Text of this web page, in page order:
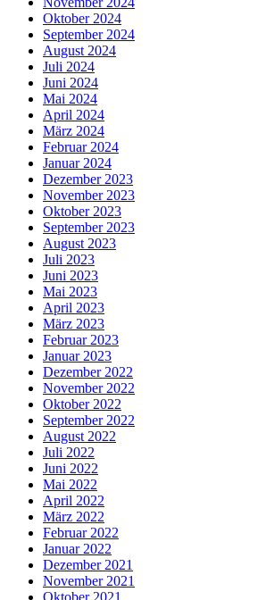
Oktober 2024
September 2024
August 2024
Juli 2024
Juni 2024
Mai 2024
April 2024
März 2024
Februar 2024
Januar 2024
Dezember 2023
November 2023
Oktober 2023
September 2023
August 2023
Juli 2023
Juni 2023
Mai 2023
April 2023
März 2023
Februar 2023
Januar 2023
Dezember 2022
November 2022
Oktober 2022
September 2022
August 2022
Juli 2022
Juni 2022
Mai 2022
April 2022
März 2022
Februar 2022
Januar 2022
Dezember 2021
November 2021
Oktober 2021